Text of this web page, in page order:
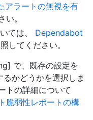
アラートの無視を有
い。
ては、 Dependabot
してください。
で、既存の設定を
かどうかを選択しま
トの詳細について
脆弱性レポートの構